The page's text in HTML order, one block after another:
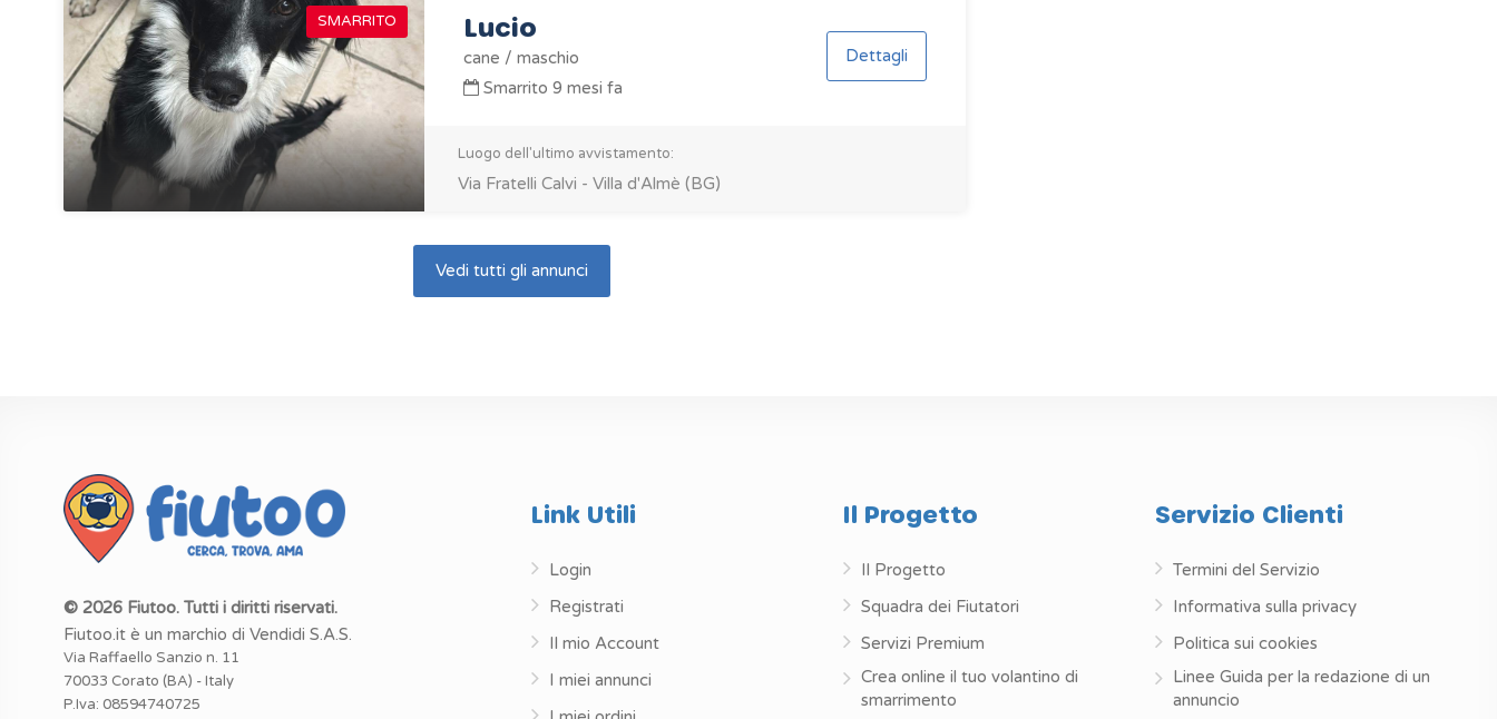
SMARRITO Lucio
cane / maschio
Smarrito 9 mesi fa
Dettagli
Luogo dell'ultimo avvistamento:
Via Fratelli Calvi - Villa d'Almè (BG)
Vedi tutti gli annunci
© 2026 Fiutoo. Tutti i diritti riservati.
Fiutoo.it è un marchio di Vendidi S.A.S.
Via Raffaello Sanzio n. 11
70033 Corato (BA) - Italy
P.Iva: 08594740725
Link Utili
Login
Registrati
Il mio Account
I miei annunci
Il Progetto
Il Progetto
Squadra dei Fiutatori
Servizi Premium
Crea online il tuo volantino di
smarrimento
Servizio Clienti
Termini del Servizio
Informativa sulla privacy
Politica sui cookies
Linee Guida per la redazione di un
annuncio